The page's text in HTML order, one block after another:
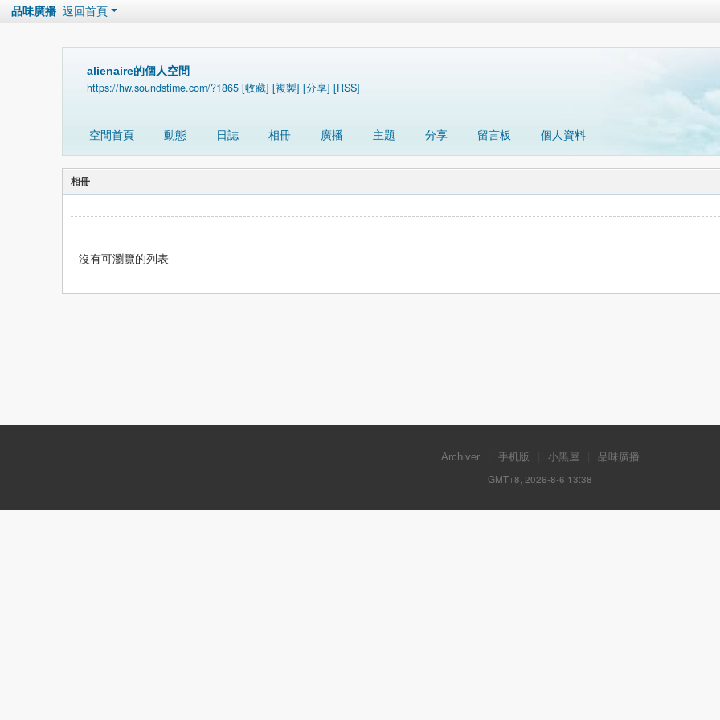
品味廣播 返回首頁
alienaire的個人空間
https://hw.soundstime.com/?1865 [收藏] [複製] [分享] [RSS]
空間首頁 動態 日誌 相冊 廣播 主題 分享 留言板 個人資料
相冊
沒有可瀏覽的列表
Archiver 手机版 小黑屋 品味廣播
GMT+8, 2026-8-6 13:38